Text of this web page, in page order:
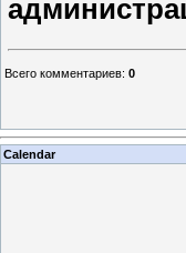
Всего комментариев: 0
Calendar